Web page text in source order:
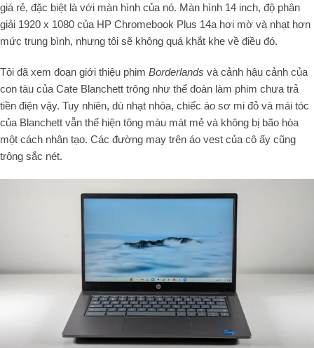
giá rẻ, đặc biệt là với màn hình của nó. Màn hình 14 inch, độ phân
giải 1920 x 1080 của HP Chromebook Plus 14a hơi mờ và nhạt hơn
mức trung bình, nhưng tôi sẽ không quá khắt khe về điều đó.
Tôi đã xem đoạn giới thiệu phim Borderlands và cảnh hậu cảnh của
con tàu của Cate Blanchett trông như thể đoàn làm phim chưa trả
tiền điện vậy. Tuy nhiên, dù nhạt nhòa, chiếc áo sơ mi đỏ và mái tóc
của Blanchett vẫn thể hiện tông màu mát mẻ và không bị bão hòa
một cách nhân tạo. Các đường may trên áo vest của cô ấy cũng
trông sắc nét.